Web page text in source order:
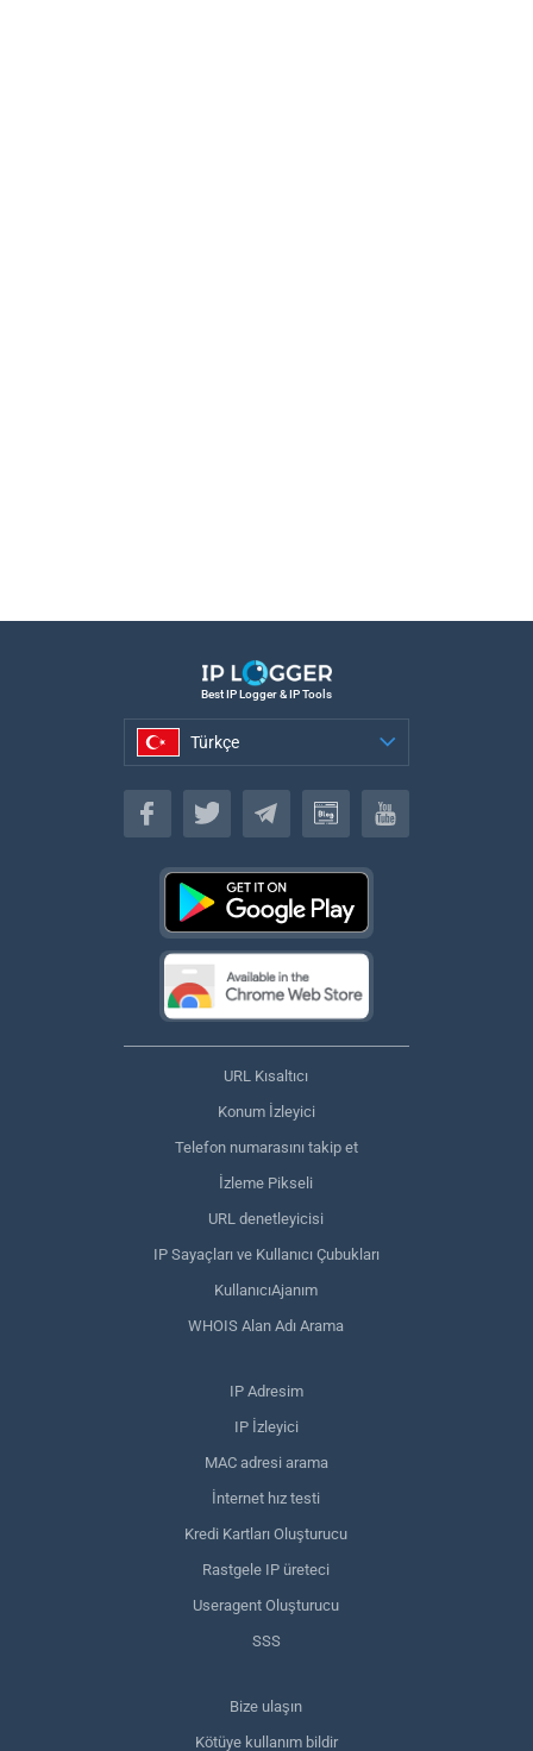
Best IP Logger & IP Tools
Türkçe
Türkçe
URL Kısaltıcı
Konum İzleyici
Telefon numarasını takip et
İzleme Pikseli
URL denetleyicisi
IP Sayaçları ve Kullanıcı Çubukları
KullanıcıAjanım
WHOIS Alan Adı Arama
IP Adresim
IP İzleyici
MAC adresi arama
İnternet hız testi
Kredi Kartları Oluşturucu
Rastgele IP üreteci
Useragent Oluşturucu
SSS
Bize ulaşın
Kötüye kullanım bildir